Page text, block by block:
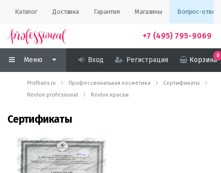
Каталог Доставка Гарантия Магазины Вопрос-ответ
+7 (495) 795-9069
Меню Вход Регистрация Корзина
0
Profhairs.ru Профессиональная косметика
Сертификаты
Revlon professional
Revlon краски
Сертификаты